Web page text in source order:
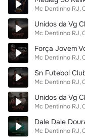
Mc Dentinho RJ
Unidos da Vg
Mc Dentinho RJ
Força Jovem
Mc Dentinho RJ
Sn Futebol
Mc Dentinho RJ
Unidos da Vg
Mc Dentinho RJ
Dale Dale
Mc Dentinho RJ